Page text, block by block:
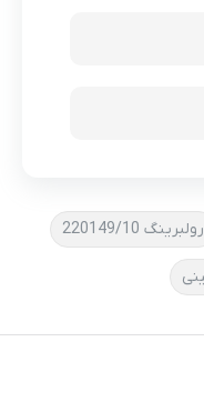
رولبرینگ 220149/10